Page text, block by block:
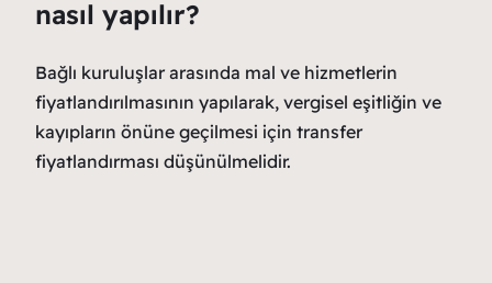
nasıl yapılır?
Bağlı kuruluşlar arasında mal ve hizmetlerin
fiyatlandırılmasının yapılarak, vergisel eşitliğin ve
kayıpların önüne geçilmesi için transfer
fiyatlandırması düşünülmelidir.